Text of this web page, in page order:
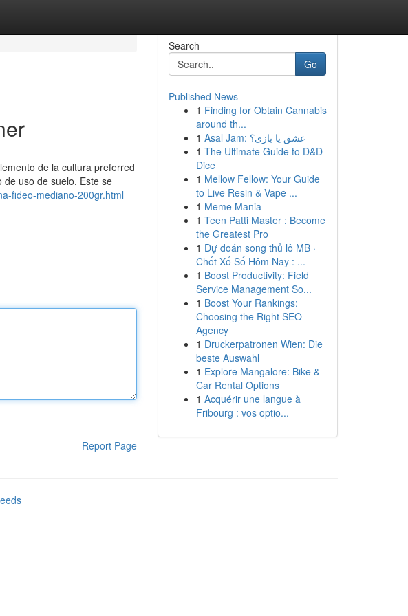
de la cultura preferred
uso de suelo. Este se
fideo-mediano-200gr.html
Report Page
Search
Go
Published News
1 Finding for Obtain Cannabis
around th...
1
Asal Jam: عشق یا بازی؟
1 The Ultimate Guide to D&D
Dice
1 Mellow Fellow: Your Guide
to Live Resin & Vape ...
1 Meme Mania
1 Teen Patti Master : Become
the Greatest Pro
1 Dự đoán song thủ lô MB ·
Chốt Xổ Số Hôm Nay : ...
1 Boost Productivity: Field
Service Management So...
1 Boost Your Rankings:
Choosing the Right SEO
Agency
1 Druckerpatronen Wien: Die
beste Auswahl
1 Explore Mangalore: Bike &
Car Rental Options
1 Acquérir une langue à
Fribourg : vos optio...